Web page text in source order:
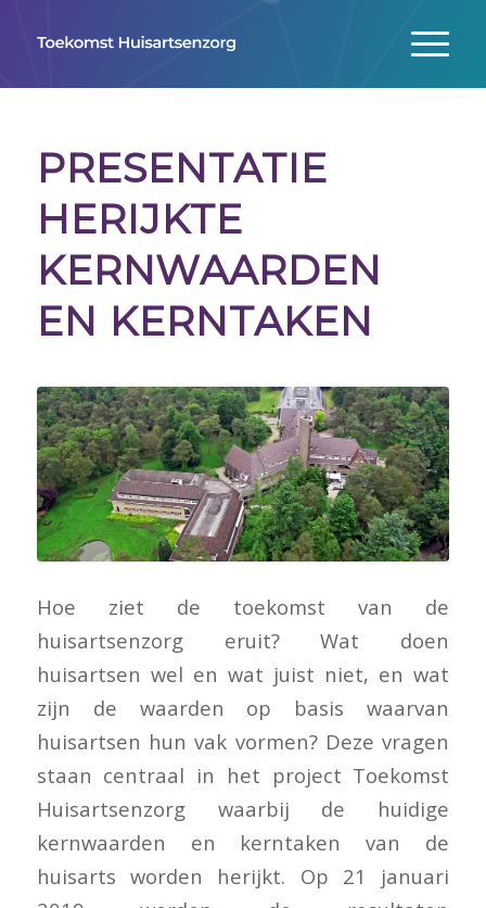
PRESENTATIE
HERIJKTE
KERNWAARDEN
EN KERNTAKEN
Hoe ziet de toekomst van de
huisartsenzorg eruit? Wat doen
huisartsen wel en wat juist niet, en wat
zijn de waarden op basis waarvan
huisartsen hun vak vormen? Deze vragen
staan centraal in het project Toekomst
Huisartsenzorg waarbij de huidige
kernwaarden en kerntaken van de
huisarts worden herijkt. Op 21 januari